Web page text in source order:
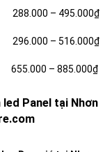
288.000 – 495.000₫
296.000 – 516.000₫
655.000 – 885.000₫
Panel tại Nhơn